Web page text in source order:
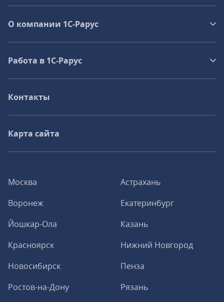
Москва
Астрахань
Воронеж
Екатеринбург
Йошкар-Ола
Казань
Красноярск
Нижний Новгород
Новосибирск
Пенза
Ростов-на-Дону
Рязань
О компании 1C-Рарус
Работа в 1С‑Рарус
Контакты
Карта сайта